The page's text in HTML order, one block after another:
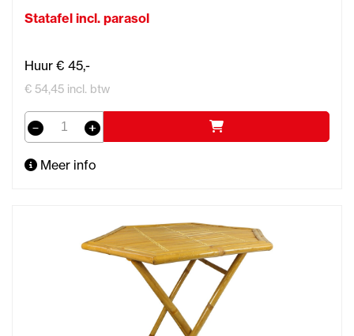
Statafel incl. parasol
Huur € 45,-
€ 54,45 incl. btw
Meer info